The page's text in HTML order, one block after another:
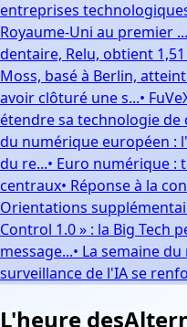
entreprises
Royaume-Uni au premier ...
dentaire, Relu, obtient
Moss, basé à Berlin,
avoir clôturé une s...•
étendre sa technologie de
du numérique européen :
du re...• Euro numérique :
centraux• Réponse à la
Orientations
Control 1.0 » : la Big Tech
message...• La semaine
surveillance de l'IA se
L'heure des